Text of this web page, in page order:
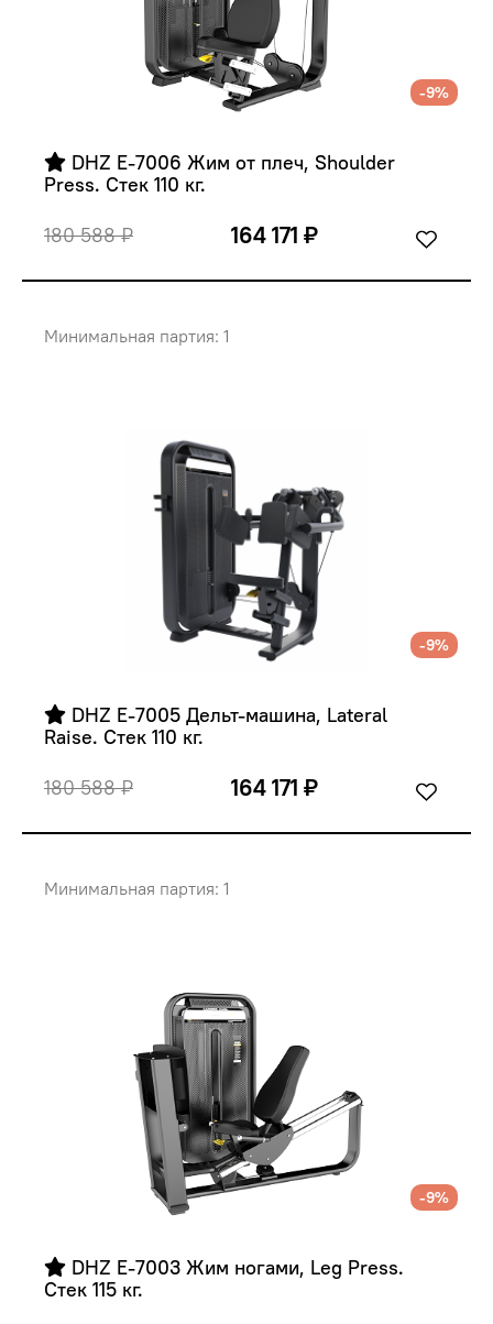
-9%
DHZ E-7006 Жим от плеч, Shoulder
Press. Стек 110 кг.
180 588 ₽
164 171 ₽
Минимальная партия: 1
-9%
DHZ E-7005 Дельт-машина, Lateral
Raise. Стек 110 кг.
180 588 ₽
164 171 ₽
Минимальная партия: 1
-9%
DHZ E-7003 Жим ногами, Leg Press.
Стек 115 кг.